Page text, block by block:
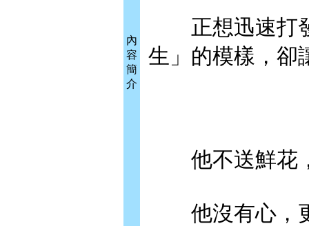
內
容
簡
介
正想迅速打發
生」的模樣，
他不送鮮花，
他沒有心，更